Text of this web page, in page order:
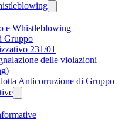
e Whistleblowing
Gruppo
231/01
delle violazioni
Anticorruzione di Gruppo